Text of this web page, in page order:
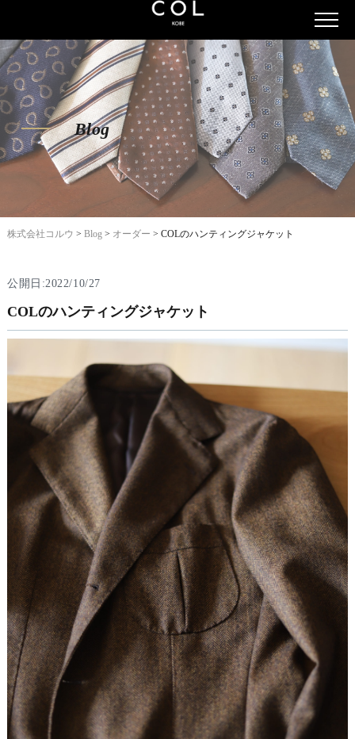
Blog
株式会社コルウ > Blog> オーダー > COLのハンティングジャケット
公開日:2022/10/27
COLのハンティングジャケット